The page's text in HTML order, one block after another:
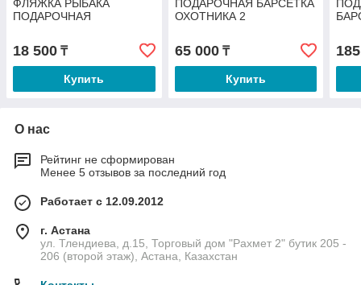
ФЛЯЖКА РЫБАКА
ПОДАРОЧНАЯ
18 500 ₸
Купить
ПОДАРОЧНАЯ БАРСЕТКА
ОХОТНИКА 2
65 000₸
Купить
О нас
Рейтинг не сформирован
Менее 5 отзывов за последний год
Работает с 12.09.2012
г. Астана
ул. Тлендиева, д.15, Торговый дом "Рахмет 2" бутик 205 -
206 (второй этаж), Астана, Казахстан